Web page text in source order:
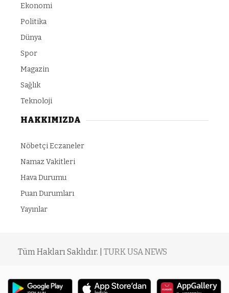
Ekonomi
Politika
Dünya
Spor
Magazin
Sağlık
Teknoloji
HAKKIMIZDA
Nöbetçi Eczaneler
Namaz Vakitleri
Hava Durumu
Puan Durumları
Yayınlar
Tüm Hakları Saklıdır. | TURK USA NEWS